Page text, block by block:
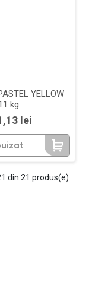
YELLOW
kg
lei
din 21 produs(e)